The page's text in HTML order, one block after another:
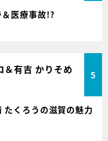
医療事故!?
＆有吉 かりそめ
5
たくろうの滋賀の魅力